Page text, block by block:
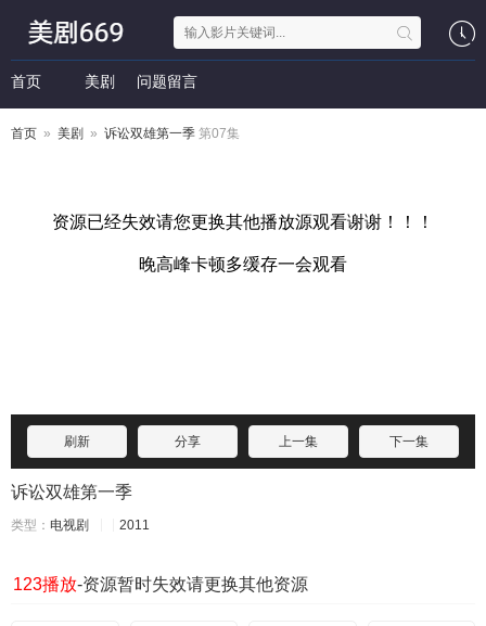
首页 美剧 问题留言
首页 » 美剧 » 诉讼双雄第一季 第07集
刷新 分享 上一集 下一集
诉讼双雄第一季
类型： 电视剧 2011
123播放-资源暂时失效请更换其他资源